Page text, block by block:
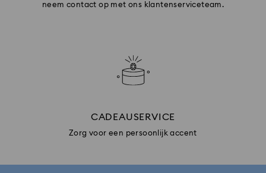
neem contact op met ons klantenserviceteam.
CADEAUSERVICE
Zorg voor een persoonlijk accent